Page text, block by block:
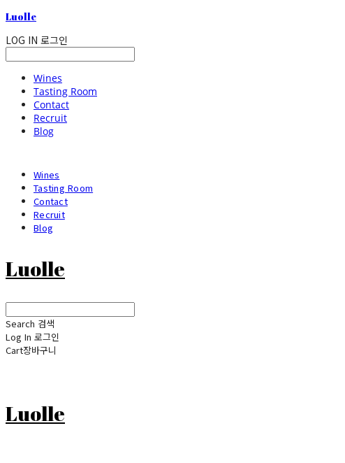
Luolle
LOG IN 로그인
Wines
Tasting Room
Contact
Recruit
Blog
Wines
Tasting Room
Contact
Recruit
Blog
Luolle
Search 검색
Log In 로그인
Cart장바구니
Luolle